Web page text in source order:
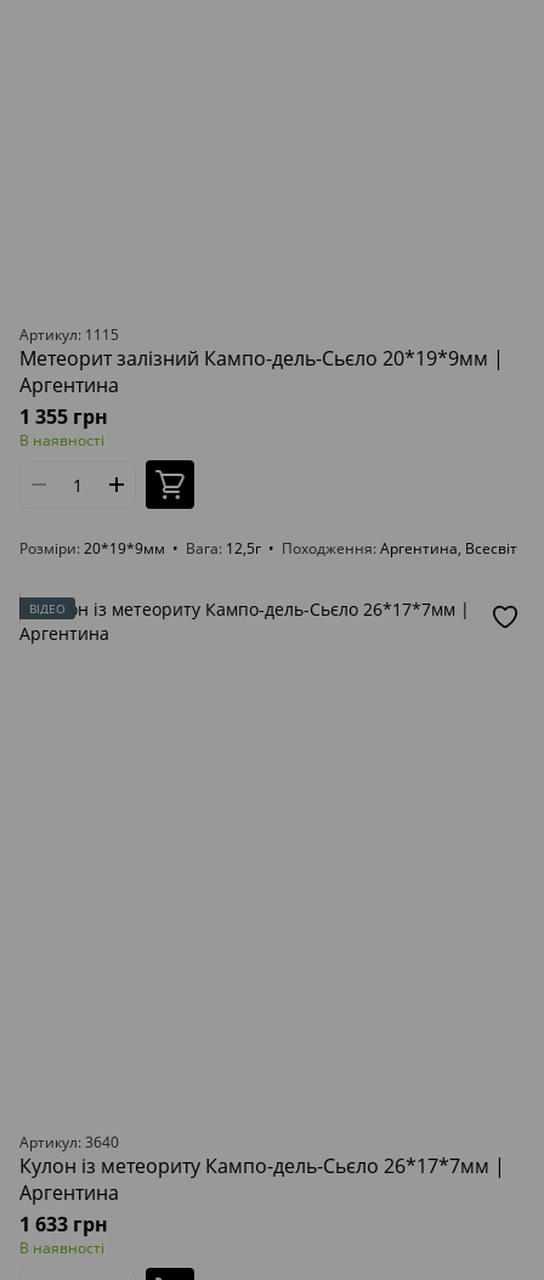
Артикул: 1115
Метеорит залізний Кампо-дель-Сьєло 20*19*9мм |
Аргентина
1 355 грн
В наявності
Розміри 20*19*9мм Вага 12,5г Походження Аргентина, Всесвіт
ВІДЕО
Артикул: 3640
Кулон із метеориту Кампо-дель-Сьєло 26*17*7мм |
Аргентина
1 633 грн
В наявності